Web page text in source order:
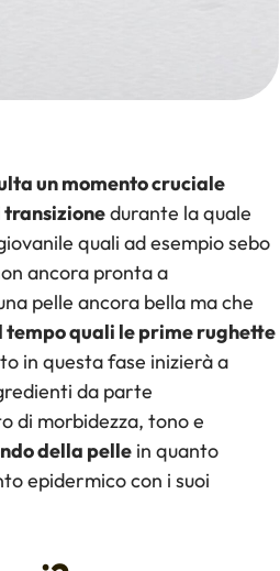
un momento cruciale
transizionedurante la quale
quali ad esempio sebo
ancora pronta a
pelle ancora bella ma che
quali le prime rughette
in questa fase inizierà a
da parte
di morbidezza, tono e
della pelle in quanto
epidermico con i suoi